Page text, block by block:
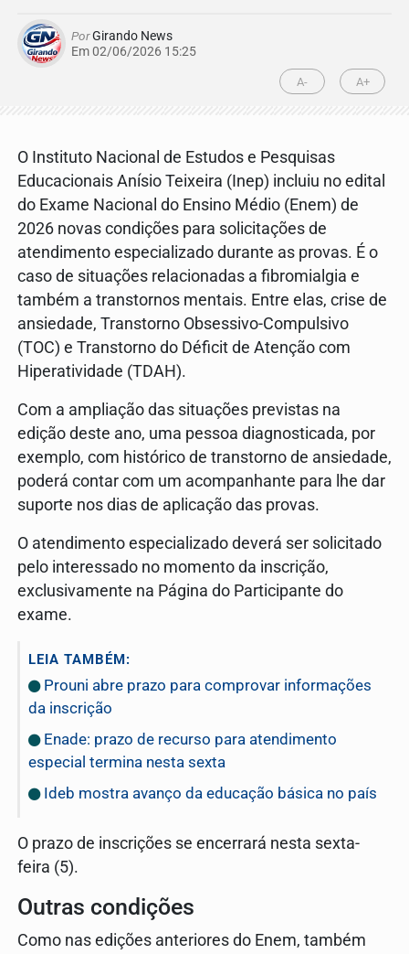
PorGirando News
Em 02/06/2026 15:25
A- A+
O Instituto Nacional de Estudos e Pesquisas
Educacionais Anísio Teixeira (Inep) incluiu no edital
do Exame Nacional do Ensino Médio (Enem) de
2026 novas condições para solicitações de
atendimento especializado durante as provas. É o
caso de situações relacionadas a fibromialgia e
também a transtornos mentais. Entre elas, crise de
ansiedade, Transtorno Obsessivo-Compulsivo
(TOC) e Transtorno do Déficit de Atenção com
Hiperatividade (TDAH).
Com a ampliação das situações previstas na
edição deste ano, uma pessoa diagnosticada, por
exemplo, com histórico de transtorno de ansiedade,
poderá contar com um acompanhante para lhe dar
suporte nos dias de aplicação das provas.
O atendimento especializado deverá ser solicitado
pelo interessado no momento da inscrição,
exclusivamente na Página do Participante do
exame.
LEIA TAMBÉM:
Prouni abre prazo para comprovar informações
da inscrição
Enade: prazo de recurso para atendimento
especial termina nesta sexta
Ideb mostra avanço da educação básica no país
O prazo de inscrições se encerrará nesta sexta-
feira (5).
Outras condições
Como nas edições anteriores do Enem, também